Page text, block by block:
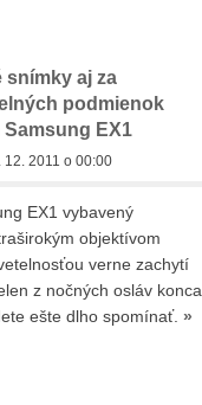
snímky aj za
podmienok
EX1
2011 o 00:00
EX1 vybavený
objektívom
verne zachytí
z nočných osláv konca
ešte dlho spomínať. »